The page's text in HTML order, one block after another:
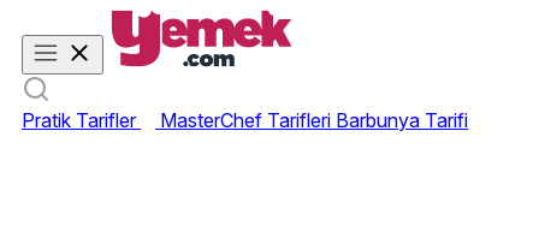
Pratik Tarifler MasterChef Tarifleri Barbunya Tarifi